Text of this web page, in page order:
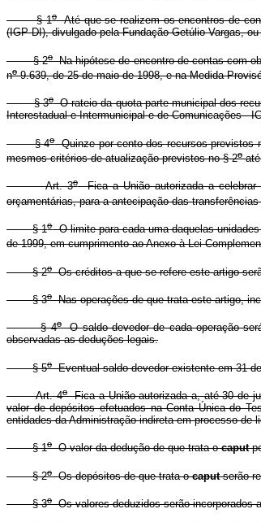
§ 1oAté que se realizem os encontros de
(IGP-DI), divulgado pela Fundação Getúlio Vargas,
§ 2oNa hipótese de encontro de contas com
no9.639, de 25 de maio de 1998, e na Medida
§ 3oO rateio da quota parte municipal dos
Interestadual e Intermunicipal e de Comunicações -
§ 4oQuinze por cento dos recursos previstos
mesmos critérios de atualização previstos no § 2oaté
Art. 3oFica a União autorizada a celebrar
orçamentárias, para a antecipação das
§ 1oO limite para cada uma daquelas unidades
de 1999, em cumprimento ao Anexo à Lei
§ 2oOs créditos a que se refere este artigo
§ 3oNas operações de que trata este artigo,
§ 4oO saldo devedor de cada operação
observadas as deduções legais.
§ 5oEventual saldo devedor existente em 31
Art. 4oFica a União autorizada a, até 30 de
valor de depósitos efetuados na Conta Única do
entidades da Administração indireta em processo
§ 1oO valor da dedução de que trata ocaput
§ 2oOs depósitos de que trata ocaputserão
§ 3oOs valores deduzidos serão incorporados